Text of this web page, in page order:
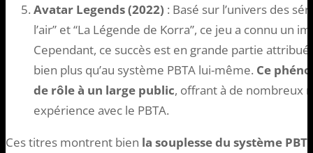
Avatar Legends (2022) : Basé sur l’univers des
l’air” et “La Légende de Korra”, ce jeu a connu un
Cependant, ce succès est en grande partie
bien plus qu’au système PBTA lui-même. Ce
de rôle à un large public, offrant à de nombreux
expérience avec le PBTA.
Ces titres montrent bien la souplesse du système